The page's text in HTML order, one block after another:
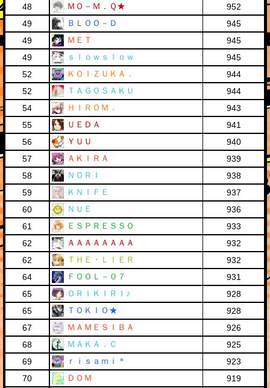
48
ＭＯ－Ｍ．Ｑ★
952
49
ＢＬＯＯ－Ｄ
945
49
ＭＥＴ
945
49
ｓｌｏｗｓｌｏｗ
945
52
ＫＯＩＺＵＫＡ．
944
52
ＴＡＧＯＳＡＫＵ
944
54
ＨＩＲＯＭ．
943
55
ＵＥＤＡ
941
56
ＹＵＵ
940
57
ＡＫＩＲＡ
939
58
ＮＯＲＩ
938
59
ＫＮＩＦＥ
937
60
ＮＵＥ
936
61
ＥＳＰＲＥＳＳＯ
933
62
ＡＡＡＡＡＡＡＡ
932
62
ＴＨＥ・ＬＩＥＲ
932
64
ＦＯＯＬ－０７
931
65
ＯＲＩＫＩＲＩ♪
928
65
ＴＯＫＩＯ★
928
67
ＭＡＭＥＳＩＢＡ
926
68
ＭＡＫＡ．Ｃ
925
69
ｒｉｓａｍｉ＊
923
70
ＤＯＭ
919